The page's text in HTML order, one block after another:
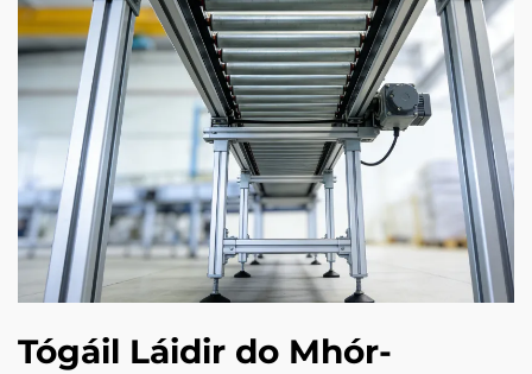
Tógáil Láidir do Mhór-